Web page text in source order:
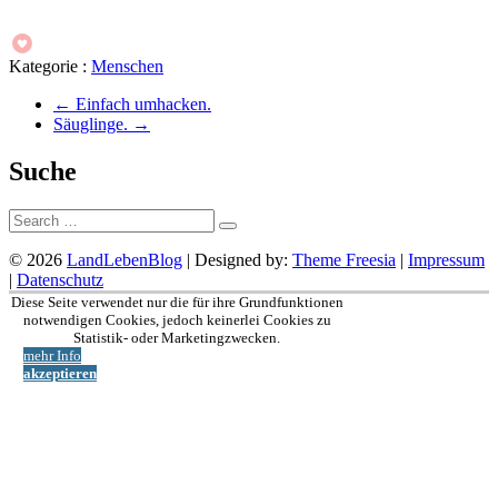
Kategorie : Menschen
← Einfach umhacken.
Säuglinge. →
Suche
Suche:
© 2026 LandLebenBlog | Designed by: Theme Freesia | Impressum
| Datenschutz
Nach
oben
Diese Seite verwendet nur die für ihre Grundfunktionen
notwendigen Cookies, jedoch keinerlei Cookies zu
Statistik- oder Marketingzwecken.
mehr Info
akzeptieren